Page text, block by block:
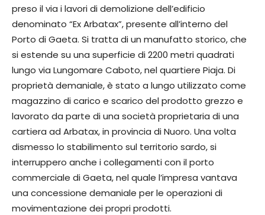
preso il via i lavori di demolizione dell’edificio
denominato “Ex Arbatax”, presente all’interno del
Porto di Gaeta. Si tratta di un manufatto storico, che
si estende su una superficie di 2200 metri quadrati
lungo via Lungomare Caboto, nel quartiere Piaja. Di
proprietà demaniale, è stato a lungo utilizzato come
magazzino di carico e scarico del prodotto grezzo e
lavorato da parte di una società proprietaria di una
cartiera ad Arbatax, in provincia di Nuoro. Una volta
dismesso lo stabilimento sul territorio sardo, si
interruppero anche i collegamenti con il porto
commerciale di Gaeta, nel quale l’impresa vantava
una concessione demaniale per le operazioni di
movimentazione dei propri prodotti.